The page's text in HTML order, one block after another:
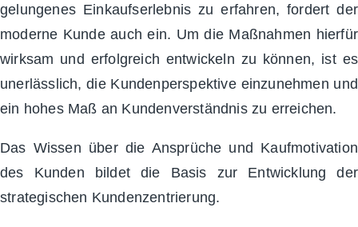
gelungenes Einkaufserlebnis zu erfahren, fordert der
moderne Kunde auch ein. Um die Maßnahmen hierfür
wirksam und erfolgreich entwickeln zu können, ist es
unerlässlich, die Kundenperspektive einzunehmen und
ein hohes Maß an Kundenverständnis zu erreichen.
Das Wissen über die Ansprüche und Kaufmotivation
des Kunden bildet die Basis zur Entwicklung der
strategischen Kundenzentrierung.